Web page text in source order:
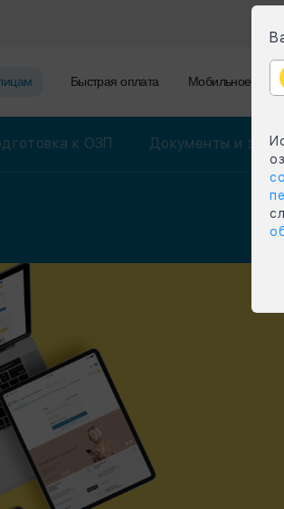
Быстрая оплата Мобильное
к ОЗП Документы и